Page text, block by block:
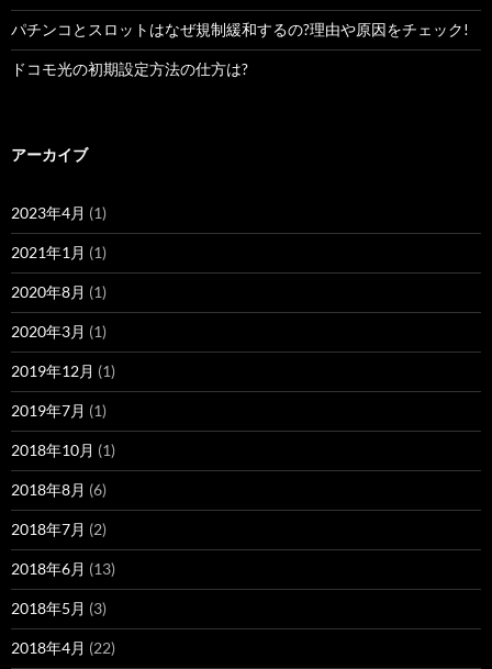
パチンコとスロットはなぜ規制緩和するの?理由や原因をチェック!
ドコモ光の初期設定方法の仕方は?
アーカイブ
2023年4月 (1)
2021年1月 (1)
2020年8月 (1)
2020年3月 (1)
2019年12月 (1)
2019年7月 (1)
2018年10月 (1)
2018年8月 (6)
2018年7月 (2)
2018年6月 (13)
2018年5月 (3)
2018年4月 (22)